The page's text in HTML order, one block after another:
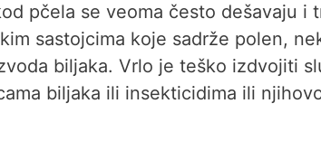
pčela se veoma često dešavaju i
sastojcima koje sadrže polen,
biljaka. Vrlo je teško izdvojiti
biljaka ili insekticidima ili